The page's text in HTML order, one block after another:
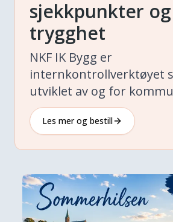
sjekkpunkter og
trygghet
NKF IK Bygg er
internkontrollverktøyet
utviklet av og for
Les mer og bestill